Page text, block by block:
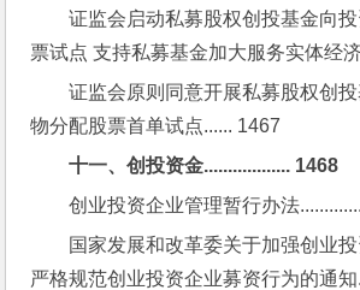
证监会启动私募股权创投基金向
票试点 支持私募基金加大服务实体经
证监会原则同意开展私募股权创
物分配股票首单试点...... 1467
十一、创投资金.................. 1468
创业投资企业管理暂行办法
国家发展和改革委关于加强创业
严格规范创业投资企业募资行为的通知